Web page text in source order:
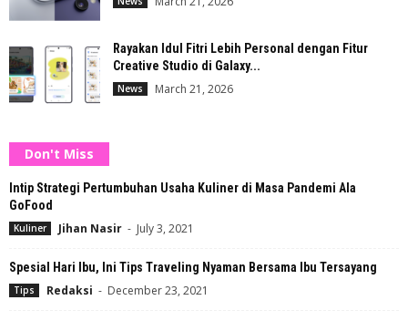
Rayakan Idul Fitri Lebih Personal dengan Fitur
Creative Studio di Galaxy...
News March 21, 2026
Don't Miss
Intip Strategi Pertumbuhan Usaha Kuliner di Masa Pandemi Ala
GoFood
Kuliner Jihan Nasir - July 3, 2021
Spesial Hari Ibu, Ini Tips Traveling Nyaman Bersama Ibu Tersayang
Tips Redaksi - December 23, 2021